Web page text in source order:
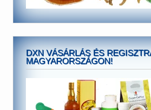
DXN VÁSÁRLÁS ÉS
MAGYARORSZÁGON!